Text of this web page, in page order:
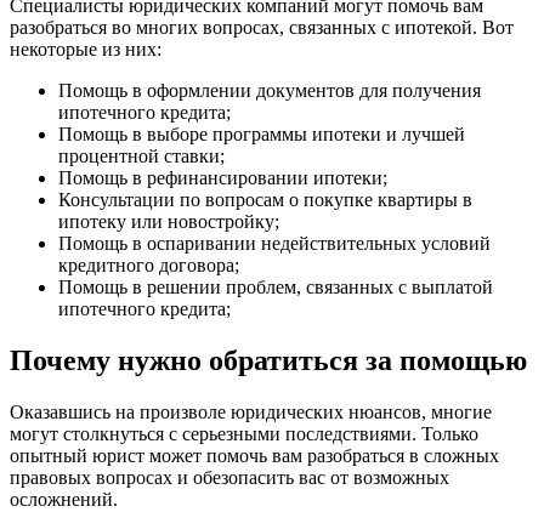
Специалисты юридических компаний могут помочь вам
разобраться во многих вопросах, связанных с ипотекой. Вот
некоторые из них:
Помощь в оформлении документов для получения
ипотечного кредита;
Помощь в выборе программы ипотеки и лучшей
процентной ставки;
Помощь в рефинансировании ипотеки;
Консультации по вопросам о покупке квартиры в
ипотеку или новостройку;
Помощь в оспаривании недействительных условий
кредитного договора;
Помощь в решении проблем, связанных с выплатой
ипотечного кредита;
Почему нужно обратиться за помощью
Оказавшись на произволе юридических нюансов, многие
могут столкнуться с серьезными последствиями. Только
опытный юрист может помочь вам разобраться в сложных
правовых вопросах и обезопасить вас от возможных
осложнений.